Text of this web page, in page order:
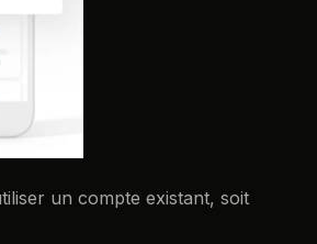
un compte existant, soit